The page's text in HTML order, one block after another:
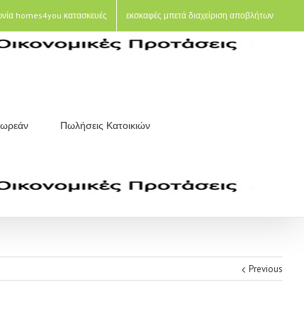
homes4you κατασκευές εκσκαφές μπετά διαχείριση αποβλήτων
Πωλήσεις Κατοικιών
Previous